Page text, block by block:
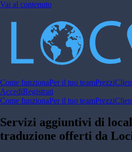
Vai al contenuto
Come funzionaPer il tuo teamPrezzi
AccediRegistrati
Come funzionaPer il tuo teamPrezzi
Servizi aggiuntivi di
traduzione offerti da